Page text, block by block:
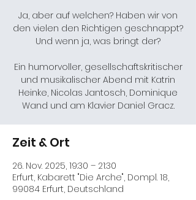
Ja, aber auf welchen? Haben wir von
den vielen den Richtigen geschnappt?
Und wenn ja, was bringt der?
Ein humorvoller, gesellschaftskritischer
und musikalischer Abend mit Katrin
Heinke, Nicolas Jantosch, Dominique
Wand und am Klavier Daniel Gracz.
Zeit & Ort
26. Nov. 2025, 19:30 – 21:30
Erfurt, Kabarett "Die Arche", Dompl. 18,
99084 Erfurt, Deutschland